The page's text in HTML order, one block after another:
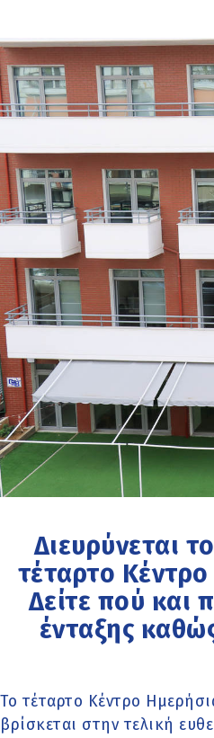
Διευρύνεται
τέταρτο
Δείτε πού και
ένταξης
Το τέταρτο Κέντρο
βρίσκεται στην τελική